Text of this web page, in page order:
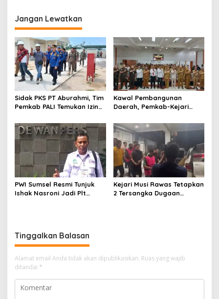
s
Jangan Lewatkan
Sidak PKS PT Aburahmi, Tim
Pemkab PALI Temukan Izin
Kawal Pembangunan
Daerah, Pemkab-Kejari
Pendampingan Hukum
PWI Sumsel Resmi Tunjuk
Ishak Nasroni Jadi Plt
Kejari Musi Rawas Tetapkan
2 Tersangka Dugaan
Tinggalkan Balasan
Alamat email Anda tidak akan dipublikasikan. Ruas yang wajib
ditandai *